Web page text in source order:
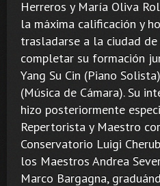
Herreros y María Oliva
la máxima calificación y
trasladarse a la ciudad
completar su formación
Yang Su Cin (Piano
(Música de Cámara). Su
hizo posteriormente
Repertorista y Maestro
Conservatorio Luigi
los Maestros Andrea
Marco Bargagna,